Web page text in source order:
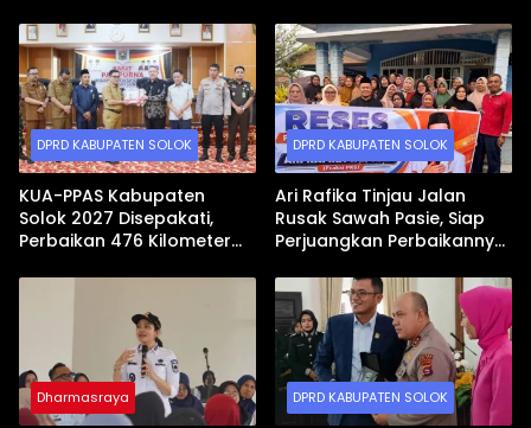
DPRD KABUPATEN SOLOK
KUA-PPAS Kabupaten
Solok 2027 Disepakati,
Perbaikan 476 Kilometer
DPRD KABUPATEN SOLOK
Ari Rafika Tinjau Jalan
Rusak Sawah Pasie, Siap
Perjuangkan Perbaikannya
Dharmasraya DPRD KABUPATEN SOLOK